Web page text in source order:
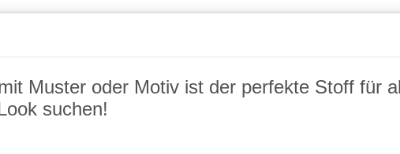
Muster oder Motiv ist der perfekte Stoff für
suchen!